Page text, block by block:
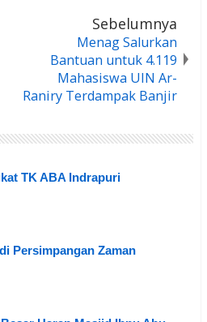
Sebelumnya
Menag Salurkan
Bantuan untuk 4.119
Mahasiswa UIN Ar-
Raniry Terdampak Banjir
TK ABA Indrapuri
Persimpangan Zaman